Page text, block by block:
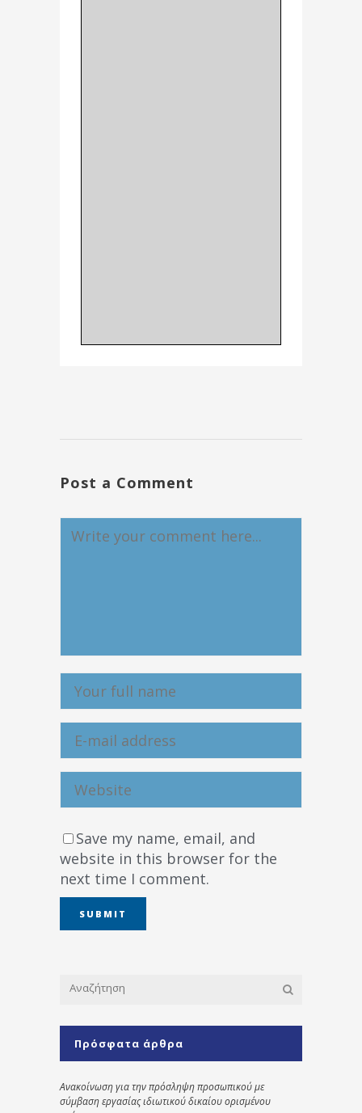
Post a Comment
Save my name, email, and
website in this browser for the
next time I comment.
Πρόσφατα άρθρα
Ανακοίνωση για την πρόσληψη προσωπικού με
σύμβαση εργασίας ιδιωτικού δικαίου ορισμένου